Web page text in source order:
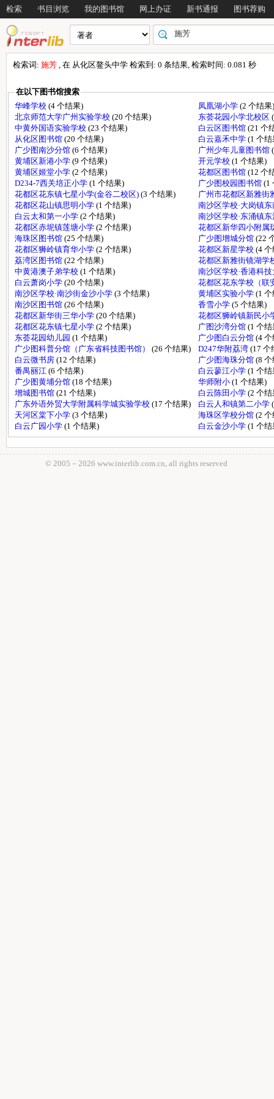
检索 书目浏览 我的图书馆 网上办证 新书通报 图书荐购
检索词: 施芳 , 在 从化区鳌头中学 检索到: 0 条结果, 检索时间: 0.081 秒
在以下图书馆搜索
华峰学校 (4 个结果) 凤凰湖小学 (2 个结果)
北京师范大学广州实验学校 (20 个结果) 东荟花园小学北校区
中黄外国语实验学校 (23 个结果) 白云区图书馆 (21 个
从化区图书馆 (20 个结果) 白云嘉禾中学 (1 个结
广少图南沙分馆 (6 个结果) 广州少年儿童图书馆
黄埔区新港小学 (9 个结果) 开元学校 (1 个结果)
黄埔区姬堂小学 (2 个结果) 花都区图书馆 (12 个
D234-7西关培正小学 (1 个结果) 广少图校园图书馆 (1
花都区花东镇七星小学(金谷二校区) (3 个结果)
广州市花都区新雅街
花都区花山镇思明小学 (1 个结果)
南沙区学校·大岗镇
白云太和第一小学 (2 个结果)
南沙区学校·东涌镇
花都区赤坭镇莲塘小学 (2 个结果)
花都区新华四小附属
海珠区图书馆 (25 个结果) 广少图增城分馆 (22
花都区狮岭镇育华小学 (2 个结果) 花都区新星学校 (4
荔湾区图书馆 (22 个结果)
花都区新雅街镜湖学
中黄港澳子弟学校 (1 个结果)
南沙区学校·香港科
白云萧岗小学 (20 个结果)
花都区花东学校（联
南沙区学校·南沙街金沙小学 (3 个结果) 黄埔区实验小学 (1
南沙区图书馆 (26 个结果) 香雪小学 (5 个结果)
花都区新华街三华小学 (20 个结果)
花都区狮岭镇新民小
花都区花东镇七星小学 (2 个结果) 广图沙湾分馆 (1 个结
东荟花园幼儿园 (1 个结果) 广少图白云分馆 (4
广少图科普分馆（广东省科技图书馆） (26 个结果) D247华附荔湾 (17 个
白云微书房 (12 个结果) 广少图海珠分馆 (8
番禺丽江 (6 个结果) 白云蓼江小学 (1 个结
广少图黄埔分馆 (18 个结果) 华师附小 (1 个结果)
增城图书馆 (21 个结果) 白云陈田小学 (2 个结
广东外语外贸大学附属科学城实验学校 (17 个结果) 白云人和镇第二小学
天河区棠下小学 (3 个结果) 海珠区学校分馆 (2
白云广园小学 (1 个结果) 白云金沙小学 (1 个结
© 2005－ 2026 www.interlib.com.cn, all rights reserved